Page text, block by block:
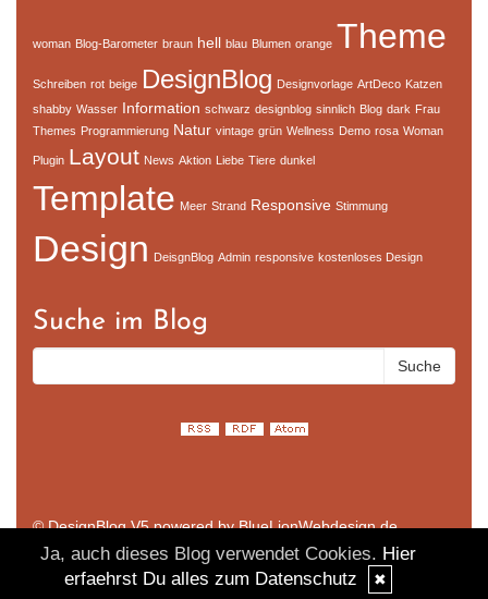
woman Blog-Barometer braun hell blau Blumen orange Theme
Schreiben rot beige DesignBlog Designvorlage ArtDeco Katzen
shabby Wasser Information schwarz designblog sinnlich Blog dark Frau
Themes Programmierung Natur vintage grün Wellness Demo rosa Woman
Plugin Layout News Aktion Liebe Tiere dunkel
Template Meer Strand Responsive Stimmung
Design DeisgnBlog Admin responsive kostenloses Design
Suche im Blog
© DesignBlog V5 powered by BlueLionWebdesign.de
Ja, auch dieses Blog verwendet Cookies. Hier
erfaehrst Du alles zum Datenschutz
✖